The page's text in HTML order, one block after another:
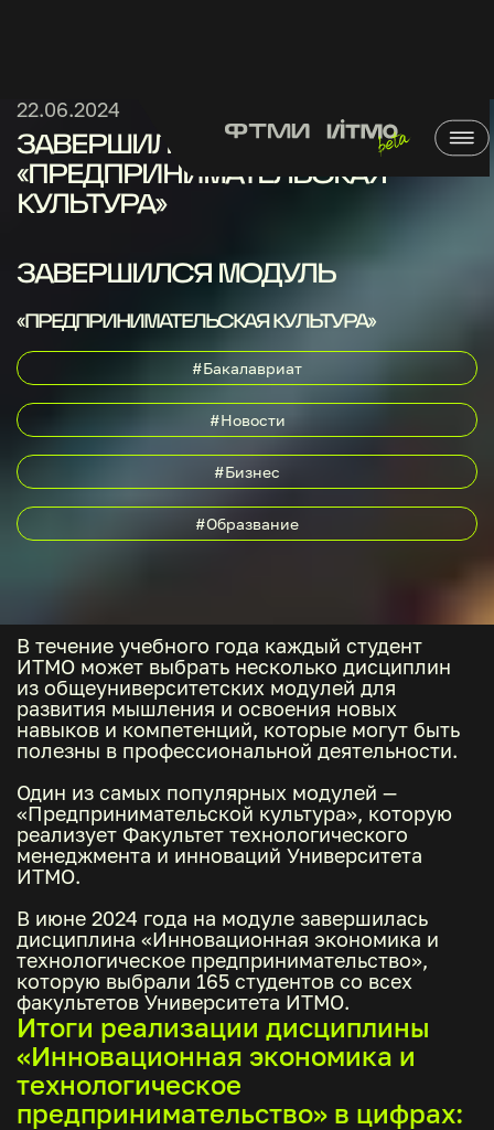
22.06.2024
ЗАВЕРШИЛСЯ МОДУЛЬ
«ПРЕДПРИНИМАТЕЛЬСКАЯ
КУЛЬТУРА»
ЗАВЕРШИЛСЯ МОДУЛЬ
«ПРЕДПРИНИМАТЕЛЬСКАЯ КУЛЬТУРА»
#Бакалавриат
#Новости
#Бизнес
#Образвание
В течение учебного года каждый студент
ИТМО может выбрать несколько дисциплин
из общеуниверситетских модулей для
развития мышления и освоения новых
навыков и компетенций, которые могут быть
полезны в профессиональной деятельности.
Один из самых популярных модулей —
«Предпринимательской культура», которую
реализует Факультет технологического
менеджмента и инноваций Университета
ИТМО.
В июне 2024 года на модуле завершилась
дисциплина «Инновационная экономика и
технологическое предпринимательство»,
которую выбрали 165 студентов со всех
факультетов Университета ИТМО.
Итоги реализации дисциплины
«Инновационная экономика и
технологическое
предпринимательство» в цифрах: